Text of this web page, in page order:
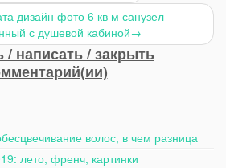
дизайн фото 6 кв м санузел
с душевой кабиной→
/ написать / закрыть
волос, в чем разница
лето, френч, картинки